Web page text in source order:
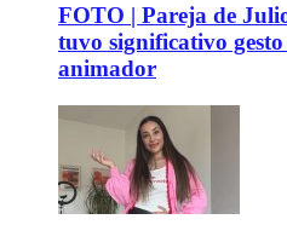
FOTO | Pareja de
tuvo significativo
animador